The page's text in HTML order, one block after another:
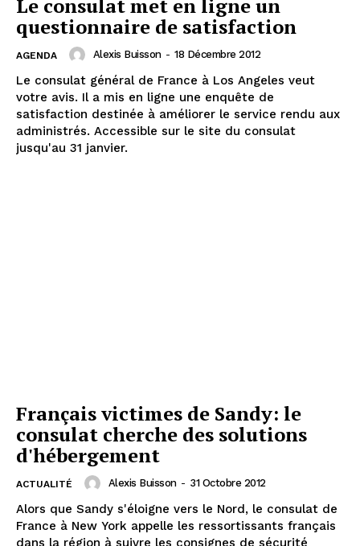
Le consulat met en ligne un
questionnaire de satisfaction
AGENDA Alexis Buisson - 18 Décembre 2012
Le consulat général de France à Los Angeles veut
votre avis. Il a mis en ligne une enquête de
satisfaction destinée à améliorer le service rendu aux
administrés. Accessible sur le site du consulat
jusqu'au 31 janvier.
Français victimes de Sandy: le
consulat cherche des solutions
d'hébergement
ACTUALITÉ Alexis Buisson - 31 Octobre 2012
Alors que Sandy s'éloigne vers le Nord, le consulat de
France à New York appelle les ressortissants français
dans la région à suivre les consignes de sécurité